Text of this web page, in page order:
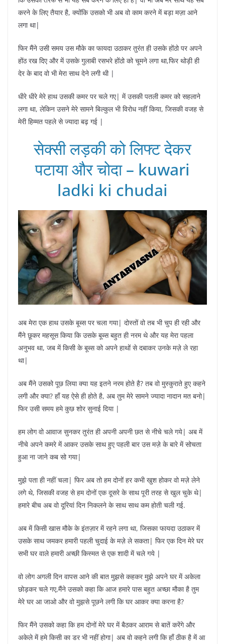
करने के लिए तैयार है, क्योंकि उसको भी अब वो काम करने में बड़ा मज़ा आने
लगा था|
फिर मैंने उसी समय उस मौके का फायदा उठाकर तुरंत ही उसके होंठो पर अपने
होंठ रख दिए और में उसके गुलाबी रसभरे होंठो को चूमने लगा था,फिर थोड़ी ही
देर के बाद वो भी मेरा साथ देने लगी थी |
धीरे धीरे मेरे हाथ उसकी कमर पर चले गए| में उसकी पतली कमर को सहलाने
लगा था, लेकिन उसने मेरे सामने बिल्कुल भी विरोध नहीं किया, जिसकी वजह से
मेरी हिम्मत पहले से ज्यादा बढ़ गई |
सेक्सी लड़की को लिफ्ट देकर
पटाया और चोदा – kuwari
ladki ki chudai
अब मेरा एक हाथ उसके बूब्स पर चला गया| दोस्तों वो तब भी चुप ही रही और
मैंने छूकर महसूस किया कि उसके बूब्स बहुत ही नरम थे और यह मेरा पहला
अनुभव था, जब में किसी के बूब्स को अपने हाथों से दबाकर उनके मज़े ले रहा
था|
अब मैंने उसको पूछ लिया क्या यह इतने नरम होते है? तब वो मुस्कुराते हुए कहने
लगी और क्या? हाँ यह ऐसे ही होते है, अब तुम मेरे सामने ज्यादा नादान मत बनो|
फिर उसी समय हमे कुछ शोर सुनाई दिया |
हम लोग वो आवाज सुनकर तुरंत ही अपनी अपनी छत से नीचे चले गये| अब में
नीचे अपने कमरे में आकर उसके साथ हुए पहली बार उस मज़े के बारे में सोचता
हुआ ना जाने कब सो गया|
मुझे पता ही नहीं चला| फिर अब तो हम दोनों हर कभी खुश होकर वो मज़े लेने
लगे थे, जिसकी वजह से हम दोनों एक दूसरे के साथ पूरी तरह से खुल चुके थे|
हमारे बीच अब वो दूरियां दिन निकलने के साथ साथ कम होती चली गई.
अब में किसी खास मौके के इंतज़ार में रहने लगा था, जिसका फायदा उठाकर में
उसके साथ जमकर हमारी पहली चुदाई के मज़े ले सकता| फिर एक दिन मेरे घर
सभी घर वाले हमारी अच्छी किस्मत से एक शादी में चले गये |
वो लोग अगली दिन वापस आने की बात मुझसे कहकर मुझे अपने घर में अकेला
छोड़कर चले गए,मैंने उसको कहा कि आज हमारे पास बहुत अच्छा मौका है तुम
मेरे घर आ जाओ और वो मुझसे पूछने लगी कि घर आकर क्या करना है?
फिर मैंने उसको कहा कि हम दोनों मेरे घर में बैठकर आराम से बातें करेंगे और
अकेले में हमे किसी का डर भी नहीं होगा| अब वो कहने लगी कि हाँ ठीक है में आ